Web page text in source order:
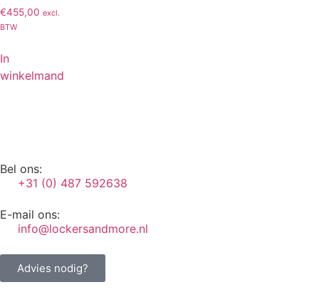
€455,00 excl.
BTW
In
winkelmand
Bel ons:
+31 (0) 487 592638
E-mail ons:
info@lockersandmore.nl
Advies nodig?